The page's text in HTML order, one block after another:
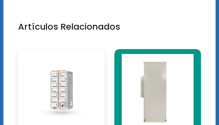
Artículos Relacionados